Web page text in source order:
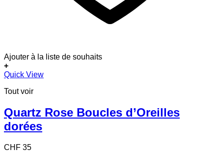
Ajouter à la liste de souhaits
+
Quick View
Tout voir
Quartz Rose Boucles d’Oreilles
dorées
CHF 35